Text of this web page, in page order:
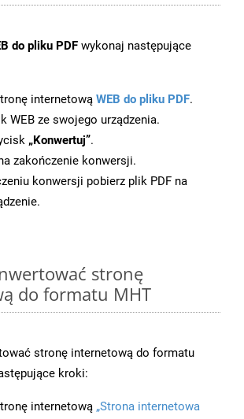
do pliku PDF wykonaj następujące
internetową WEB do pliku PDF.
WEB ze swojego urządzenia.
„Konwertuj”.
zakończenie konwersji.
konwersji pobierz plik PDF na
stronę
do formatu MHT
stronę internetową do formatu
kroki:
internetową „Strona internetowa